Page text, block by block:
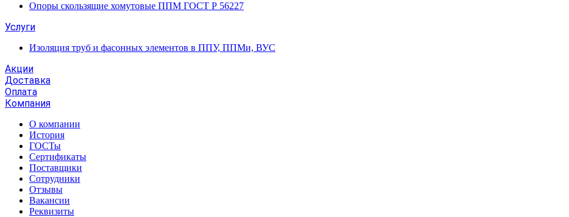
Опоры скользящие хомутовые ППМ ГОСТ Р 56227
Услуги
Изоляция труб и фасонных элементов в ППУ, ППМи, ВУС
Акции
Доставка
Оплата
Компания
О компании
История
ГОСТы
Сертификаты
Поставщики
Сотрудники
Отзывы
Вакансии
Реквизиты